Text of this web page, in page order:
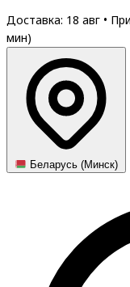
Доставка: 18 авг •
мин)
Беларусь (Минск)